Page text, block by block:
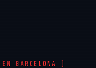
BARCELONA ]